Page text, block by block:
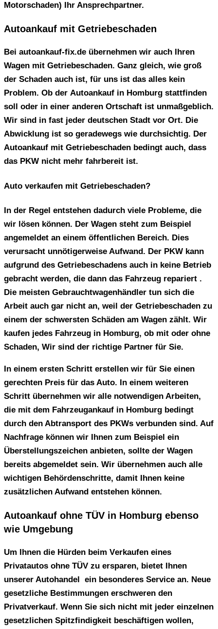
Motorschaden)
Ihr Ansprechpartner.
Autoankauf mit Getriebeschaden
Bei autoankauf-fix.de übernehmen wir auch Ihren
Wagen mit Getriebeschaden. Ganz gleich, wie groß
der Schaden auch ist, für uns ist das alles kein
Problem. Ob der Autoankauf in Homburg stattfinden
soll oder in einer anderen Ortschaft ist unmaßgeblich.
Wir sind in fast jeder deutschen Stadt vor Ort. Die
Abwicklung ist so geradewegs wie durchsichtig. Der
Autoankauf mit Getriebeschaden bedingt auch, dass
das PKW nicht mehr fahrbereit ist.
Auto verkaufen mit Getriebeschaden?
In der Regel entstehen dadurch viele Probleme, die
wir lösen können. Der Wagen steht zum Beispiel
angemeldet an einem öffentlichen Bereich. Dies
verursacht unnötigerweise Aufwand. Der PKW kann
aufgrund des Getriebeschadens auch in keine Betrieb
gebracht werden, die dann das Fahrzeug repariert .
Die meisten Gebrauchtwagenhändler tun sich die
Arbeit auch gar nicht an, weil der Getriebeschaden zu
einem der schwersten Schäden am Wagen zählt. Wir
kaufen jedes Fahrzeug in Homburg, ob mit oder ohne
Schaden, Wir sind der richtige Partner für Sie.
In einem ersten Schritt erstellen wir für Sie einen
gerechten Preis für das Auto. In einem weiteren
Schritt übernehmen wir alle notwendigen Arbeiten,
die mit dem Fahrzeugankauf in Homburg bedingt
durch den Abtransport des PKWs verbunden sind. Auf
Nachfrage können wir Ihnen zum Beispiel ein
Überstellungszeichen anbieten, sollte der Wagen
bereits abgemeldet sein. Wir übernehmen auch alle
wichtigen Behördenschritte, damit Ihnen keine
zusätzlichen Aufwand entstehen können.
Autoankauf ohne TÜV in Homburg ebenso
wie Umgebung
Um Ihnen die Hürden beim Verkaufen eines
Privatautos ohne TÜV zu ersparen, bietet Ihnen
unserer Autohandel ein besonderes Service an. Neue
gesetzliche Bestimmungen erschweren den
Privatverkauf. Wenn Sie sich nicht mit jeder einzelnen
gesetzlichen Spitzfindigkeit beschäftigen wollen,